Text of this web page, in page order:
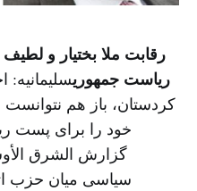
رقابت ملا بختیار و
ریاست جمهوری
کردستان، باز هم
خود را برای پست
گزارش الشرق
سیاسی میان حزب